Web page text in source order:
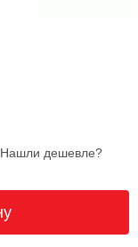
Нашли дешевле?